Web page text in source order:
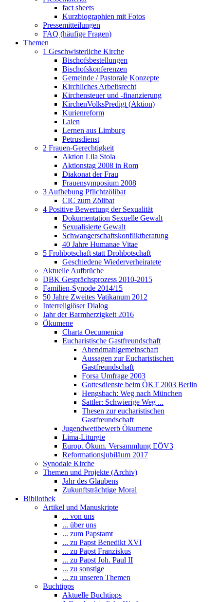
fact sheets
Kurzbiographien mit Fotos
Pressemitteilungen
FAQ (häufige Fragen)
Themen
1 Geschwisterliche Kirche
Bischofsbestellungen
Bischofskonferenzen
Gemeinde / Pastorale Konzepte
Kirchliches Arbeitsrecht
Kirchensteuer und -finanzierung
KirchenVolksPredigt (Aktion)
Kurienreform
Laien
Lernen aus Limburg
Petrusdienst
2 Frauen-Gerechtigkeit
Aktion Lila Stola
Aktionstag 2008 in Rom
Diakonat der Frau
Frauensymposium 2008
3 Aufhebung Pflichtzölibat
CIC zum Zölibat
4 Positive Bewertung der Sexualität
Dokumentation Sexuelle Gewalt
Sexualisierte Gewalt
Schwangerschaftskonfliktberatung
40 Jahre Humanae Vitae
5 Frohbotschaft statt Drohbotschaft
Geschiedene Wiederverheiratete
Aktuelle Aufbrüche
DBK Gesprächsprozess 2010-2015
Familien-Synode 2014/15
50 Jahre Zweites Vatikanum 2012
Interreligiöser Dialog
Jahr der Barmherzigkeit 2016
Ökumene
Charta Oecumenica
Eucharistische Gastfreundschaft
Abendmahlgemeinschaft
Aussagen zur Eucharistischen
Gastfreundschaft
Forsa Umfrage 2003
Gottesdienste beim ÖKT 2003 Berlin
Hengsbach: Weg nach München
Sattler: Schwierige Weg ...
Thesen zur eucharistischen
Gastfreundschaft
Jugendwettbewerb Ökumene
Lima-Liturgie
Europ. Ökum. Versammlung EÖV3
Reformationsjubiläum 2017
Synodale Kirche
Themen und Projekte (Archiv)
Jahr des Glaubens
Zukunftsträchtige Moral
Bibliothek
Artikel und Manuskripte
... von uns
... über uns
... zum Papstamt
... zu Papst Benedikt XVI
... zu Papst Franziskus
... zu Papst Joh. Paul II
... zu sonstige
... zu unseren Themen
Buchtipps
Aktuelle Buchtipps